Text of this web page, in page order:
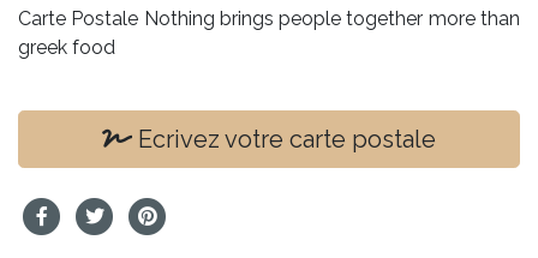
Carte Postale Nothing brings people together more than
greek food
Ecrivez votre carte postale